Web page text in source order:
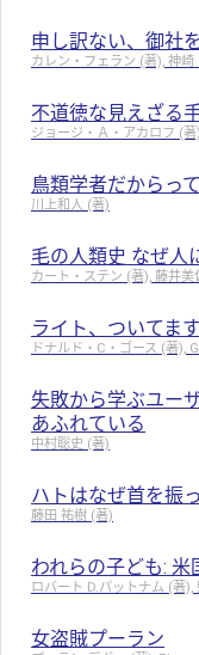
申し訳ない、御社
カレン・フェラン (著), 神崎
不道徳な見えざる
ジョージ・Ａ・アカロフ (
鳥類学者だからっ
川上和人 (著)
毛の人類史 なぜ人
カート・ステン (著), 藤井美
ライト、ついてま
ドナルド・C・ゴース (著),
失敗から学ぶユー
あふれている
中村聡史 (著)
ハトはなぜ首を振
藤田 祐樹 (著)
われらの子ども:
ロバート D.パットナム (著),
女盗賊プーラン